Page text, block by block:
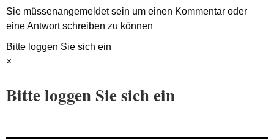
Sie müssenangemeldetsein um einen Kommentar oder
eine Antwort schreiben zu können
Bitte loggen Sie sich ein
×
Bitte loggen Sie sich ein